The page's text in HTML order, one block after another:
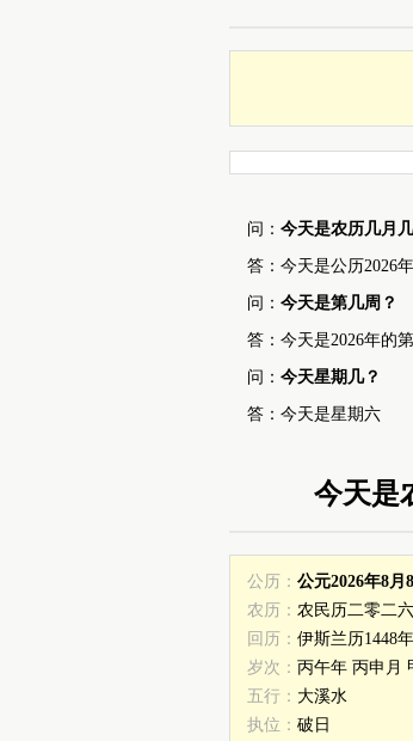
今日黄历
问： 今天是农历几月
答：今天是公历2026
问： 今天是第几周？
答：今天是2026年的
问： 今天星期几？
答：今天是星期六
今天是
公历： 公元2026年8月
农历： 农民历二零二
回历： 伊斯兰历1448
岁次： 丙午年 丙申月
五行： 大溪水
执位： 破日